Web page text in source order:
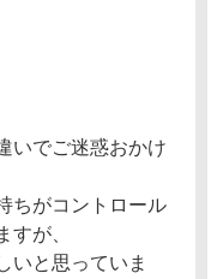
いでご迷惑おかけ
ちがコントロール
すが、
いと思っていま